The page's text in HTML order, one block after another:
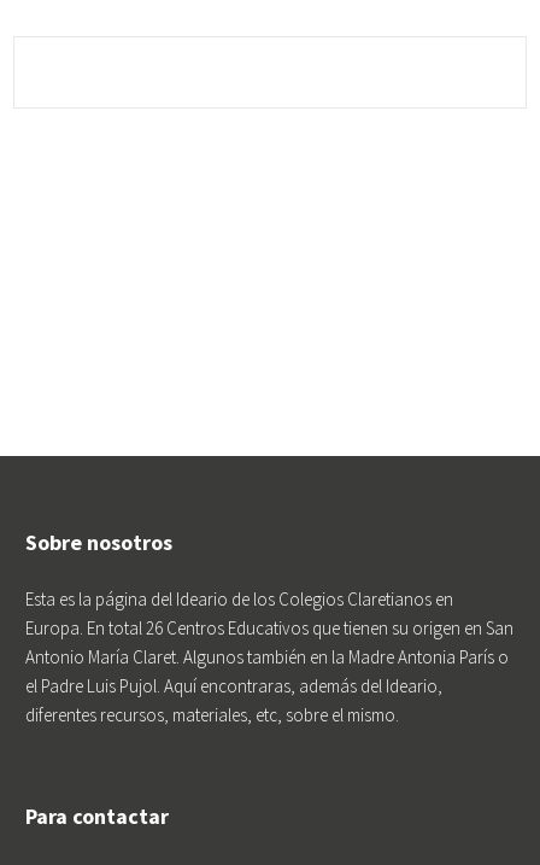
Sobre nosotros
Esta es la página del Ideario de los Colegios Claretianos en
Europa. En total 26 Centros Educativos que tienen su origen en San
Antonio María Claret. Algunos también en la Madre Antonia París o
el Padre Luis Pujol. Aquí encontraras, además del Ideario,
diferentes recursos, materiales, etc, sobre el mismo.
Para contactar